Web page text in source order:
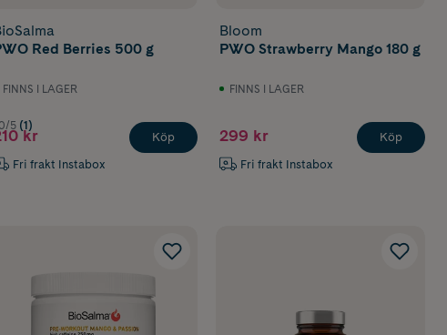
Red Berries 500 g
FINNS I LAGER
5 (1)
kr
Fri frakt Instabox
Köp
Bloom
PWO Strawberry Mango 180 g
FINNS I LAGER
299 kr
Fri frakt Instabox
Köp